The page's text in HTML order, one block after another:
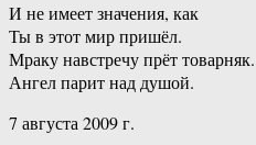
И не имеет значения, как
Ты в этот мир пришёл.
Мраку навстречу прёт товарняк.
Ангел парит над душой.
7 августа 2009 г.